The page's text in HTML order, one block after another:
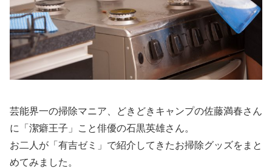
芸能界一の掃除マニア、どきどきキャンプの佐藤満春さん
に「潔癖王子」こと俳優の石黒英雄さん。
お二人が「有吉ゼミ」で紹介してきたお掃除グッズをまと
めてみました。